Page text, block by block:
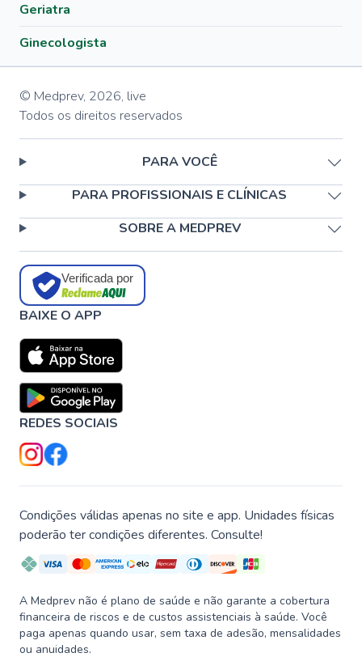
Geriatra
Ginecologista
© Medprev, 2026, live
Todos os direitos reservados
PARA VOCÊ
PARA PROFISSIONAIS E CLÍNICAS
SOBRE A MEDPREV
Verificada por
BAIXE O APP
REDES SOCIAIS
Condições válidas apenas no site e app. Unidades físicas
poderão ter condições diferentes. Consulte!
A Medprev não é plano de saúde e não garante a cobertura
financeira de riscos e de custos assistenciais à saúde. Você
paga apenas quando usar, sem taxa de adesão, mensalidades
ou anuidades.